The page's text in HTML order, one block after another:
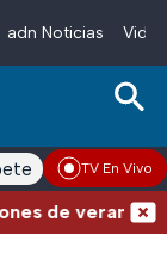
adn Noticias
Noticias RadioTV En Vivo
de verano